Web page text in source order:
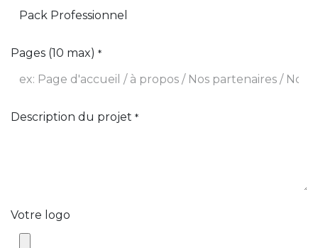
Pages (10 max) *
Description du projet *
Votre logo